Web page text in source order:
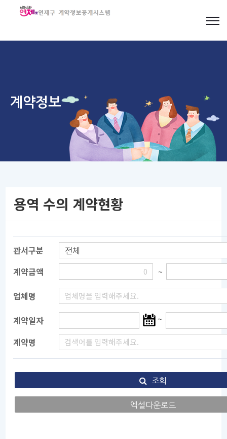
계약정보
용역 수의 계약현황
관서구분
계약금액
~
업체명
계약일자
시
작
선
~
계약명
조회
엑셀다운로드